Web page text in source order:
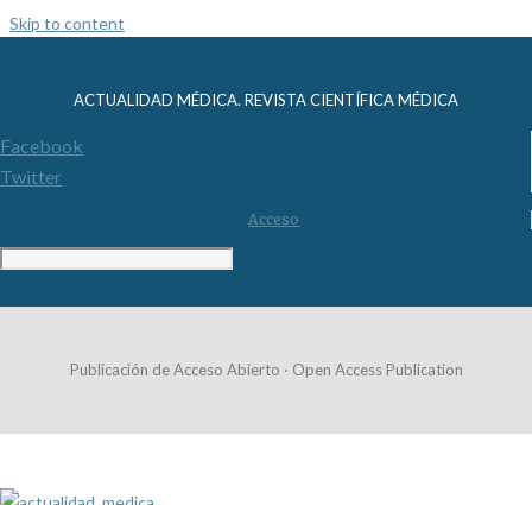
Skip to content
ACTUALIDAD MÉDICA. REVISTA CIENTÍFICA MÉDICA
Facebook
Twitter
Acceso
Publicación de Acceso Abierto · Open Access Publication